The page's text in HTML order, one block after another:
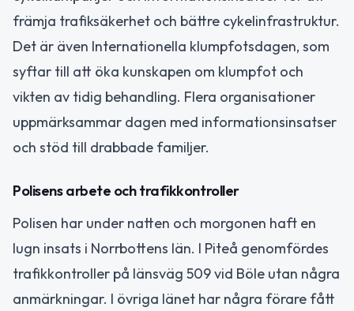
främja trafiksäkerhet och bättre cykelinfrastruktur.
Det är även Internationella klumpfotsdagen, som
syftar till att öka kunskapen om klumpfot och
vikten av tidig behandling. Flera organisationer
uppmärksammar dagen med informationsinsatser
och stöd till drabbade familjer.
Polisens arbete och trafikkontroller
Polisen har under natten och morgonen haft en
lugn insats i Norrbottens län. I Piteå genomfördes
trafikkontroller på länsväg 509 vid Böle utan några
anmärkningar. I övriga länet har några förare fått